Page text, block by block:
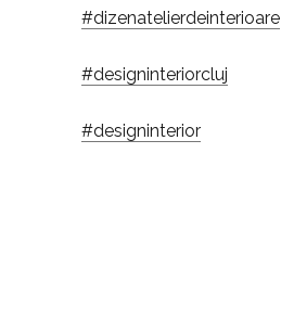
#dizenatelierdeinterioare
#designinteriorcluj
#designinterior